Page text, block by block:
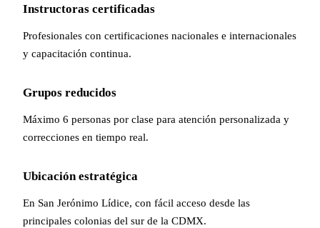
Instructoras certificadas
Profesionales con certificaciones nacionales e internacionales
y capacitación continua.
Grupos reducidos
Máximo 6 personas por clase para atención personalizada y
correcciones en tiempo real.
Ubicación estratégica
En San Jerónimo Lídice, con fácil acceso desde las
principales colonias del sur de la CDMX.